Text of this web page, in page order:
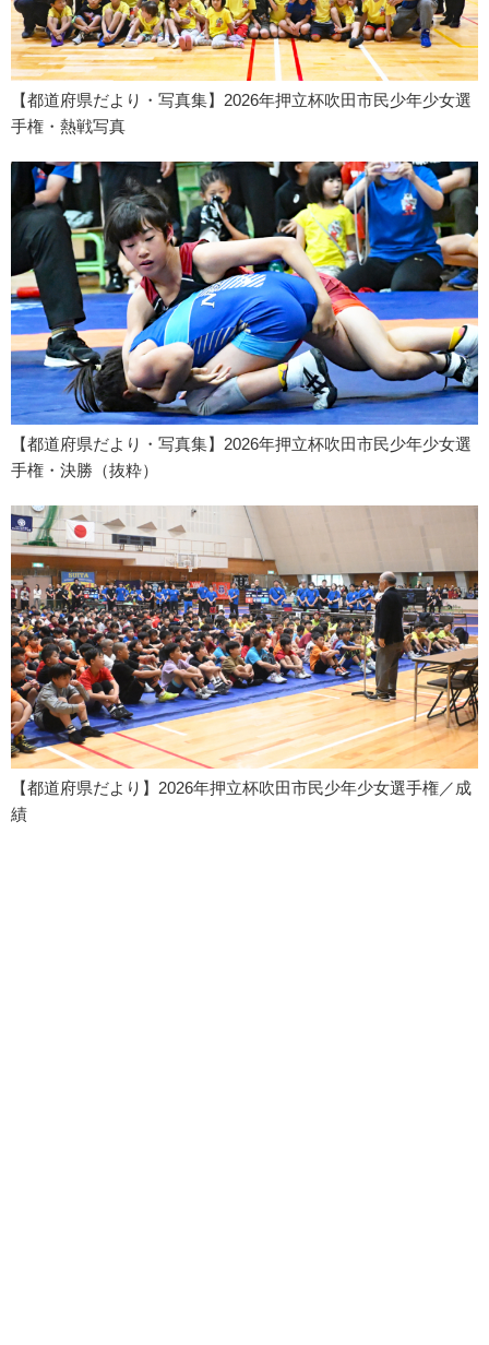
【都道府県だより・写真集】2026年押立杯吹田市民少年少女選
手権・熱戦写真
【都道府県だより・写真集】2026年押立杯吹田市民少年少女選
手権・決勝（抜粋）
【都道府県だより】2026年押立杯吹田市民少年少女選手権／成
績